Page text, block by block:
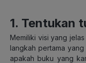
1. Tentukan
Memiliki visi yang
langkah pertama
apakah buku yang